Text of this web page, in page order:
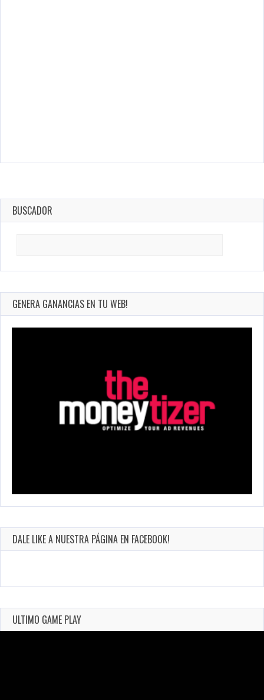
BUSCADOR
GENERA GANANCIAS EN TU WEB!
DALE LIKE A NUESTRA PÁGINA EN FACEBOOK!
ULTIMO GAME PLAY